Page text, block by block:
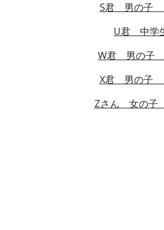
S君　男の子
U君　中学
W君　男の子
X君　男の子
Zさん　女の子